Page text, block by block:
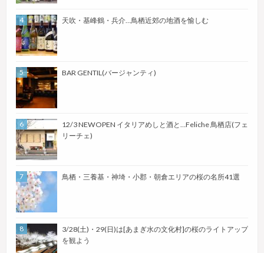
天吹・基峰鶴・兵介…鳥栖近郊の地酒を愉しむ
BAR GENTIL(バージャンティ)
12/3 NEWOPEN イタリアめしと酒と…Feliche 鳥栖店(フェ
リーチェ)
鳥栖・三養基・神埼・小郡・朝倉エリアの桜の名所41選
3/28(土)・29(日)は[あまぎ水の文化村]の桜のライトアップ
を観よう